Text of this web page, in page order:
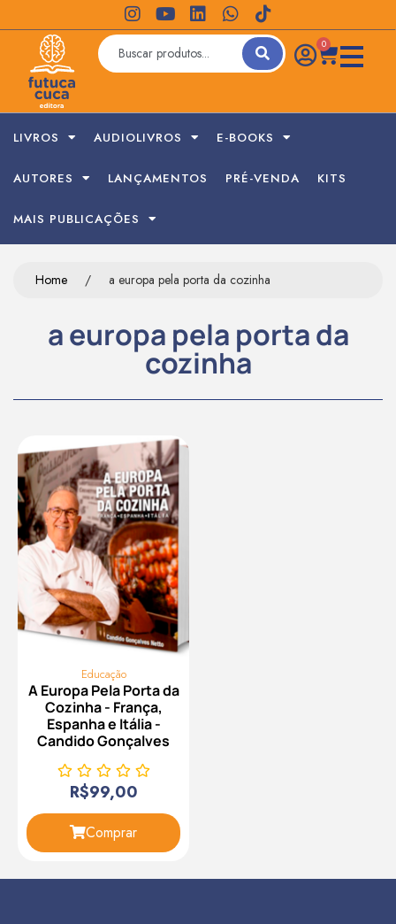
0
LIVROS AUDIOLIVROS E-BOOKS
AUTORES LANÇAMENTOS PRÉ-VENDA KITS
MAIS PUBLICAÇÕES
Home / a europa pela porta da cozinha
a europa pela porta da
cozinha
Educação
A Europa Pela Porta da
Cozinha - França,
Espanha e Itália -
Candido Gonçalves
R$99,00
Comprar